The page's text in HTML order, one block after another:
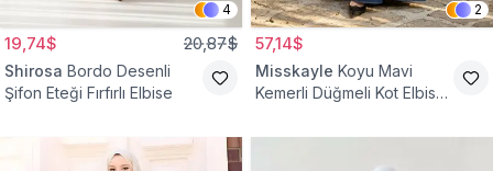
4
19,74$ 20,87$
Shirosa Bordo Desenli
Şifon Eteği Fırfırlı Elbise
2
57,14$
Misskayle Koyu Mavi
Kemerli Düğmeli Kot Elbise